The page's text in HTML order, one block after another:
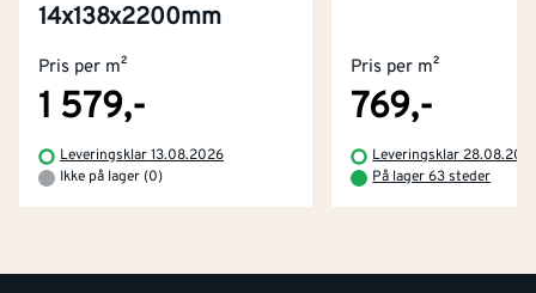
14x138x2200mm
Pris per m²
1 579,-
Leveringsklar 13.08.2026
Ikke på lager (0)
Pris per m²
769,-
Leveringsklar
På lager 63 steder
Kjøpsbetingelser
Retur- og angrerettsskjema
Kontakt oss
Tjenester
Montér Klubb
Om Montér
Byggevarehus og åpningstider
Prismatch